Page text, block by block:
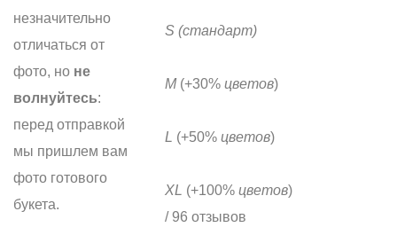
незначительно
отличаться от
фото, но не
волнуйтесь:
перед отправкой
мы пришлем вам
фото готового
букета.
S (стандарт)
M(+30% цветов)
L (+50% цветов)
XL (+100% цветов)
/ 96 отзывов